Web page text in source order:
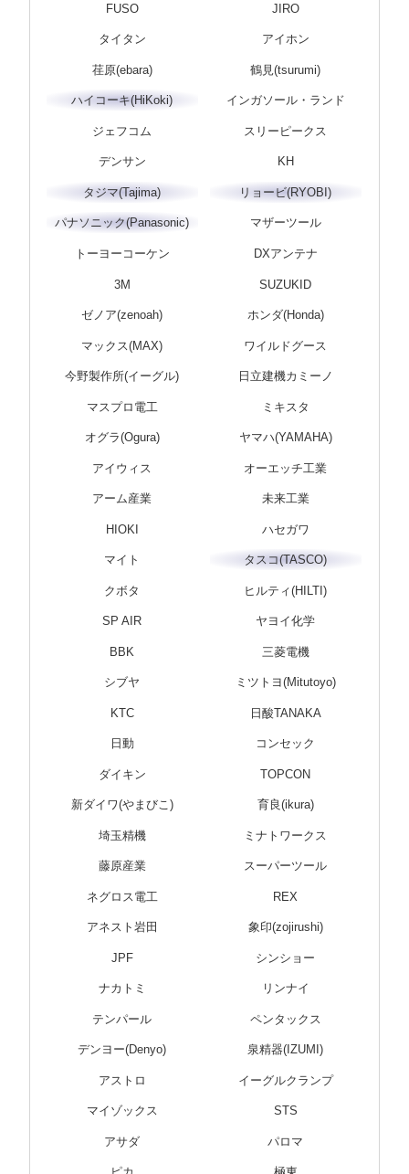
FUSO JIRO
タイタン アイホン
荏原(ebara) 鶴見(tsurumi)
ハイコーキ(HiKoki) インガソール・ランド
ジェフコム スリーピークス
デンサン KH
タジマ(Tajima) リョービ(RYOBI)
パナソニック(Panasonic) マザーツール
トーヨーコーケン DXアンテナ
3M SUZUKID
ゼノア(zenoah) ホンダ(Honda)
マックス(MAX) ワイルドグース
今野製作所(イーグル) 日立建機カミーノ
マスプロ電工 ミキスタ
オグラ(Ogura) ヤマハ(YAMAHA)
アイウィス オーエッチ工業
アーム産業 未来工業
HIOKI ハセガワ
マイト タスコ(TASCO)
クボタ ヒルティ(HILTI)
SP AIR ヤヨイ化学
BBK 三菱電機
シブヤ ミツトヨ(Mitutoyo)
KTC 日酸TANAKA
日動 コンセック
ダイキン TOPCON
新ダイワ(やまびこ) 育良(ikura)
埼玉精機 ミナトワークス
藤原産業 スーパーツール
ネグロス電工 REX
アネスト岩田 象印(zojirushi)
JPF シンショー
ナカトミ リンナイ
テンパール ペンタックス
デンヨー(Denyo) 泉精器(IZUMI)
アストロ イーグルクランプ
マイゾックス STS
アサダ パロマ